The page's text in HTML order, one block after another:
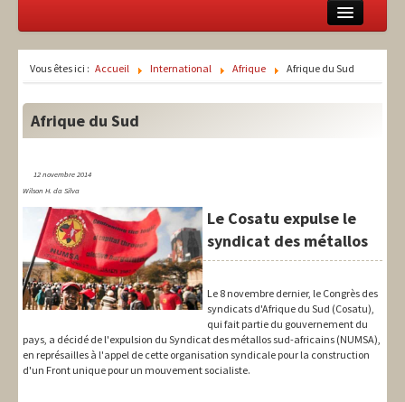
Théorie
Europe
International
Syndical
Social
Vous êtes ici : Accueil International Afrique Afrique du Sud
Afrique du Sud
12 novembre 2014
Wilson H. da Silva
Le Cosatu expulse le
syndicat des métallos
Le 8 novembre dernier, le Congrès des
syndicats d'Afrique du Sud (Cosatu),
qui fait partie du gouvernement du
pays, a décidé de l'expulsion du Syndicat des métallos sud-africains (NUMSA),
en représailles à l'appel de cette organisation syndicale pour la construction
d'un Front unique pour un mouvement socialiste.